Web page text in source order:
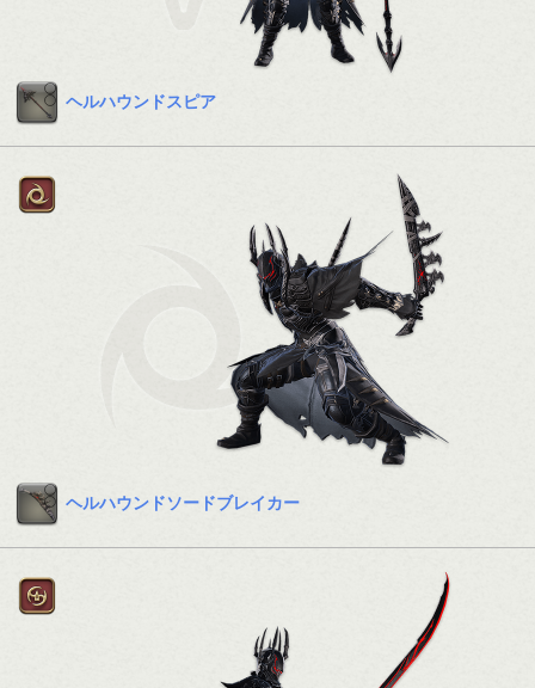
ヘルハウンドスピア
ヘルハウンドソードブレイカー